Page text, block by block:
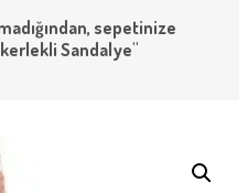
sepetinize
Sandalye"